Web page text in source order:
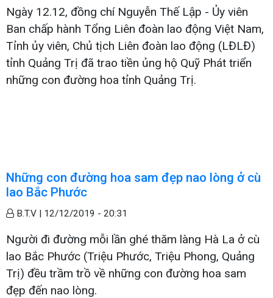
Ngày 12.12, đồng chí Nguyễn Thế Lập - Ủy viên
Ban chấp hành Tổng Liên đoàn lao động Việt Nam,
Tỉnh ủy viên, Chủ tịch Liên đoàn lao động (LĐLĐ)
tỉnh Quảng Trị đã trao tiền ủng hộ Quỹ Phát triển
những con đường hoa tỉnh Quảng Trị.
Những con đường hoa sam đẹp nao lòng ở cù
lao Bắc Phước
B.T.V | 12/12/2019 - 20:31
Người đi đường mỗi lần ghé thăm làng Hà La ở cù
lao Bắc Phước (Triệu Phước, Triệu Phong, Quảng
Trị) đều trầm trồ về những con đường hoa sam
đẹp đến nao lòng.